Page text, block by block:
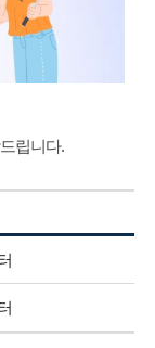
립니다.